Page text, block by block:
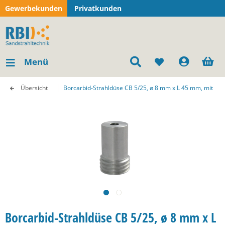
Gewerbekunden Privatkunden
Menü
Übersicht Borcarbid-Strahldüse CB 5/25, ø 8 mm x L 45 mm, mit
Borcarbid-Strahldüse CB 5/25, ø 8 mm x L